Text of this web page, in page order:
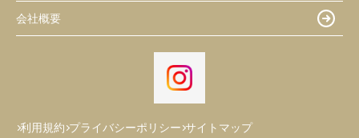
会社概要
利用規約 プライバシーポリシー サイトマップ